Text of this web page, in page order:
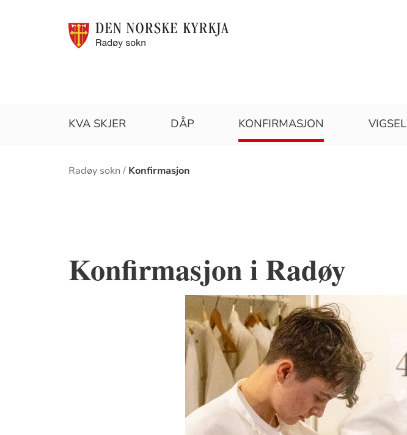
KVA SKJER DÅP KONFIRMASJON VIGSEL
Brødsmulesti
Radøy sokn Konfirmasjon
Konfirmasjon i Radøy